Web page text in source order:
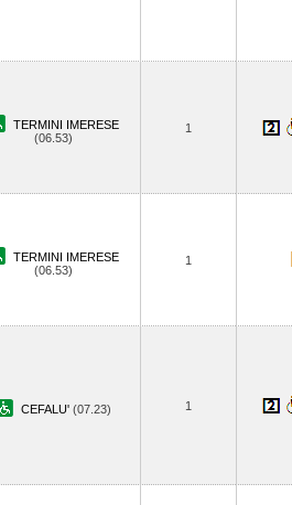
TERMINI IMERESE
(06.53)
1
TERMINI IMERESE
(06.53)
1
CEFALU' (07.23) 1